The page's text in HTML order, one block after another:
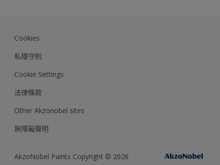
Cookies
私隱守則
Cookie Settings
法律條款
Other Akzonobel sites
無障礙聲明
AkzoNobel Paints Copyright © 2026